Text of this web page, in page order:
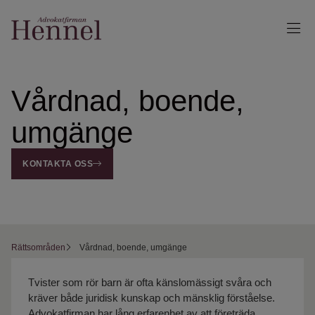
Vårdnad, boende,
umgänge
KONTAKTA OSS
Rättsområden Vårdnad, boende, umgänge
Tvister som rör barn är ofta känslomässigt svåra och
kräver både juridisk kunskap och mänsklig förståelse.